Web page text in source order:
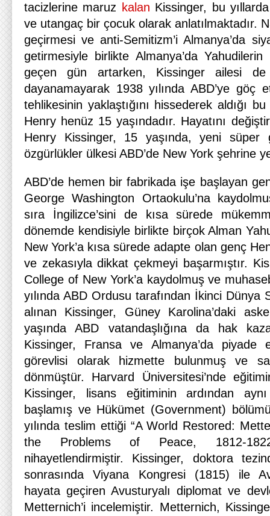
tacizlerine maruz kalan Kissinger, bu
ve utangaç bir çocuk olarak anlatılmaktadır.
geçirmesi ve anti-Semitizm’i Almanya’da
getirmesiyle birlikte Almanya’da
geçen gün artarken, Kissinger ailesi
dayanamayarak 1938 yılında ABD’ye göç
tehlikesinin yaklaştığını hissederek aldığı
Henry henüz 15 yaşındadır. Hayatını
Henry Kissinger, 15 yaşında, yeni süper
özgürlükler ülkesi ABD’de New York şehrine
ABD’de hemen bir fabrikada işe başlayan
George Washington Ortaokulu’na
sıra İngilizce’sini de kısa sürede
dönemde kendisiyle birlikte birçok Alman
New York’a kısa sürede adapte olan genç
ve zekasıyla dikkat çekmeyi başarmıştır.
College of New York’a kaydolmuş ve
yılında ABD Ordusu tarafından İkinci Dünya
alınan Kissinger, Güney Karolina’daki
yaşında ABD vatandaşlığına da hak
Kissinger, Fransa ve Almanya’da
görevlisi olarak hizmette bulunmuş ve
dönmüştür. Harvard Üniversitesi’nde
Kissinger, lisans eğitiminin ardından
başlamış ve Hükümet (Government)
yılında teslim ettiği “A World Restored:
the Problems of Peace, 1812-
nihayetlendirmiştir. Kissinger, doktora
sonrasında Viyana Kongresi (1815) ile
hayata geçiren Avusturyalı diplomat ve
Metternich’i incelemiştir. Metternich,